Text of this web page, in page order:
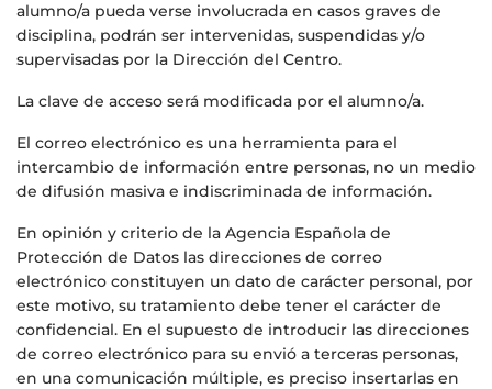
alumno/a pueda verse involucrada en casos graves de
disciplina, podrán ser intervenidas, suspendidas y/o
supervisadas por la Dirección del Centro.
La clave de acceso será modificada por el alumno/a.
El correo electrónico es una herramienta para el
intercambio de información entre personas, no un medio
de difusión masiva e indiscriminada de información.
En opinión y criterio de la Agencia Española de
Protección de Datos las direcciones de correo
electrónico constituyen un dato de carácter personal, por
este motivo, su tratamiento debe tener el carácter de
confidencial. En el supuesto de introducir las direcciones
de correo electrónico para su envió a terceras personas,
en una comunicación múltiple, es preciso insertarlas en